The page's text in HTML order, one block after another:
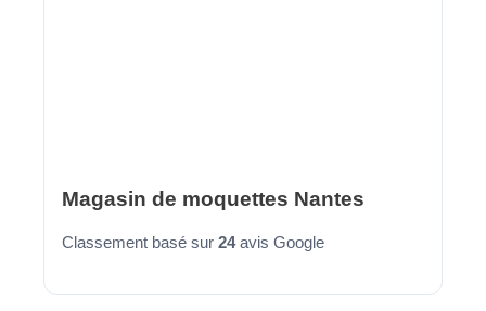
Magasin de moquettes Nantes
Classement basé sur 24avis Google